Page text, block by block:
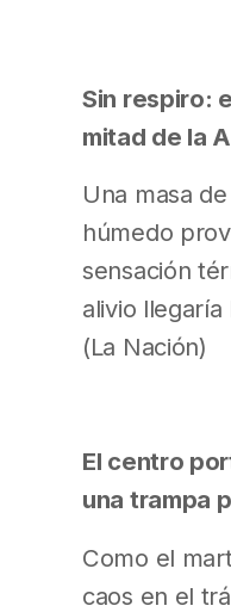
Sin respiro:
mitad de la
Una masa
húmedo
sensación
alivio
(La Nación)
El centro
una trampa
Como el
caos en el